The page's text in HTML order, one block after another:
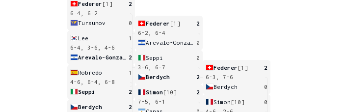
Federer [1]
2
6-4, 6-2
Tursunov
0
Lee
1
6-4, 3-6, 4-6
2
Robredo
1
4-6, 6-4, 6-8
Seppi
2
Berdych
2
Federer [1]
2
6-2, 6-4
0
Seppi
0
3-6, 6-7
Berdych
2
Simon[10]
2
7-5, 6-1
Federer [1]
2
6-3, 7-6
Berdych
0
Simon [10]
0